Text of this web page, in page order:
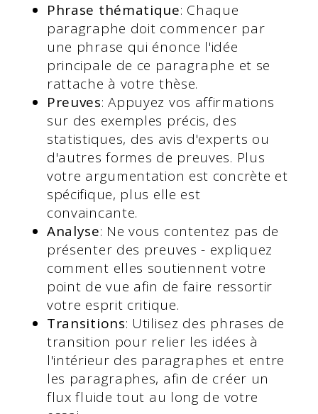
Phrase thématique: Chaque
paragraphe doit commencer par
une phrase qui énonce l'idée
principale de ce paragraphe et se
rattache à votre thèse.
Preuves: Appuyez vos affirmations
sur des exemples précis, des
statistiques, des avis d'experts ou
d'autres formes de preuves. Plus
votre argumentation est concrète et
spécifique, plus elle est
convaincante.
Analyse: Ne vous contentez pas de
présenter des preuves - expliquez
comment elles soutiennent votre
point de vue afin de faire ressortir
votre esprit critique.
Transitions: Utilisez des phrases de
transition pour relier les idées à
l'intérieur des paragraphes et entre
les paragraphes, afin de créer un
flux fluide tout au long de votre